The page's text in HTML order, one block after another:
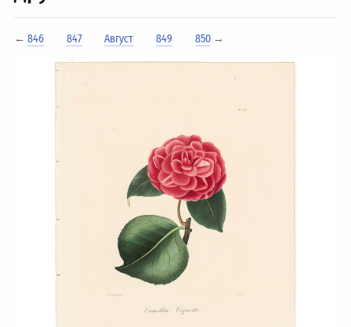
←846 847 Август 849 850→